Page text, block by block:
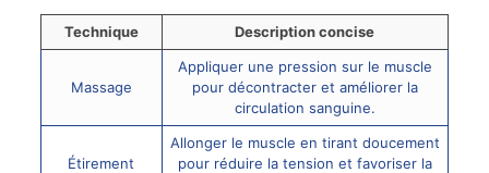
Technique Description concise
Massage
Appliquer une pression sur le muscle
pour décontracter et améliorer la
circulation sanguine.
Étirement
Allonger le muscle en tirant doucement
pour réduire la tension et favoriser la